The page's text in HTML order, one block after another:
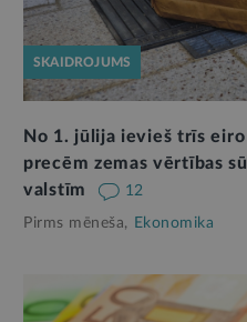
SKAIDROJUMS
No 1. jūlija ievieš trīs
precēm zemas vērtības
valstīm
12
Pirms mēneša, Ekonomika